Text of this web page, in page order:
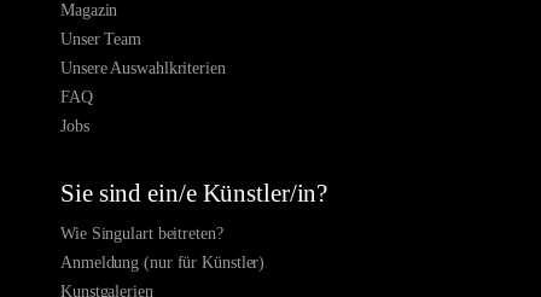
Magazin
Unser Team
Unsere Auswahlkriterien
FAQ
Jobs
Sie sind ein/e Künstler/in?
Wie Singulart beitreten?
Anmeldung (nur für Künstler)
Kunstgalerien